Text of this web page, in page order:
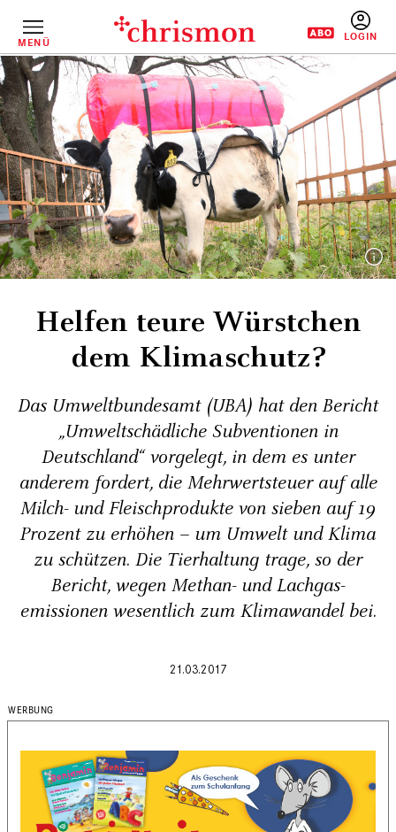
InhaltMENÜ
Helfen teure Würstchen
dem Klimaschutz?
Das Umweltbundesamt (UBA) hat den Bericht
„Umweltschädliche Subventionen in
Deutschland“ vorgelegt, in dem es unter
anderem fordert, die Mehrwertsteuer auf alle
Milch- und Fleischprodukte von sieben auf 19
Prozent zu erhöhen – um Umwelt und Klima
zu schützen. Die Tierhaltung trage, so der
Bericht, wegen Methan- und Lachgas­
emissionen wesentlich zum Klimawandel bei.
21.03.2017